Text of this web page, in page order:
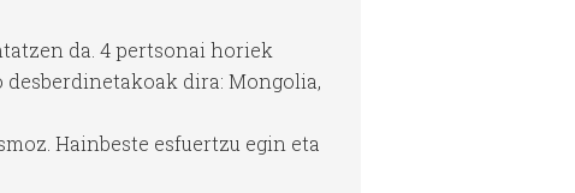
da. 4 pertsonai horiek
desberdinetakoak dira: Mongolia,
Hainbeste esfuertzu egin eta